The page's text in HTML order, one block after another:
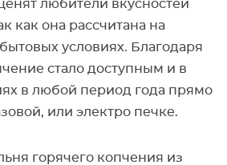
любители вкусностей
как она рассчитана на
условиях. Благодаря
стало доступным и в
в любой период года прямо
или электро печке.
горячего копчения из